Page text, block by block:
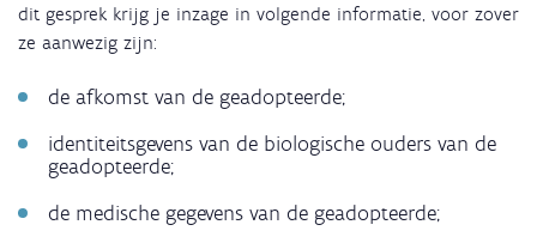
dit gesprek krijg je inzage in volgende informatie, voor zover
ze aanwezig zijn:
de afkomst van de geadopteerde;
identiteitsgevens van de biologische ouders van de
geadopteerde;
de medische gegevens van de geadopteerde;